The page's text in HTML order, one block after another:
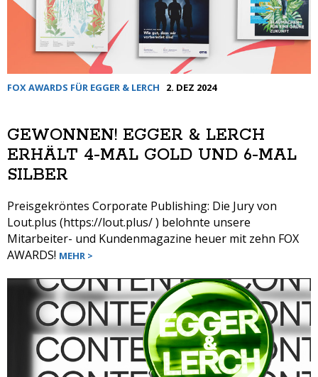
FOX AWARDS FÜR EGGER & LERCH 2. DEZ 2024
GEWONNEN! EGGER & LERCH
ERHÄLT 4-MAL GOLD UND 6-MAL
SILBER
Preisgekröntes Corporate Publishing: Die Jury von
Lout.plus (https://lout.plus/ ) belohnte unsere
Mitarbeiter- und Kundenmagazine heuer mit zehn FOX
AWARDS! MEHR >